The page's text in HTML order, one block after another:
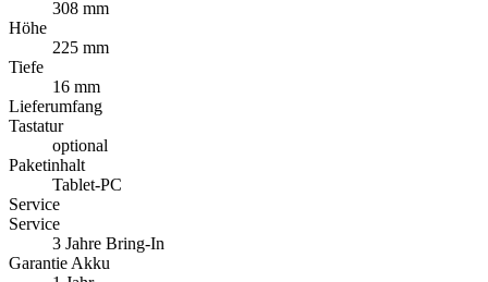
308 mm
Höhe
225 mm
Tiefe
16 mm
Lieferumfang
Tastatur
optional
Paketinhalt
Tablet-PC
Service
Service
3 Jahre Bring-In
Garantie Akku